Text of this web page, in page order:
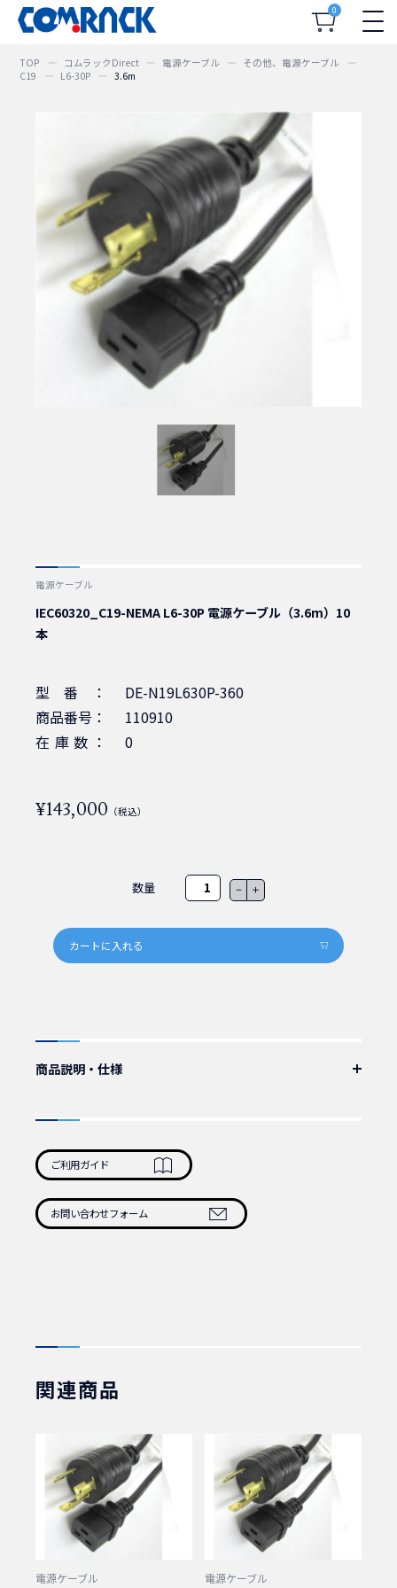
0
TOP コムラックDirect 電源ケーブル
その他、電源ケーブル
C19
L6-30P 3.6m
電源ケーブル
IEC60320_C19-NEMA L6-30P 電源ケーブル（3.6m）10
本
型番：
DE-N19L630P-360
商品番号：
110910
在庫数：
0
¥143,000 （税込）
数量 － ＋
商品説明・仕様
国内用、250V15A
カラー：黒
認証：PSE
1本 商品番号：110900
ご利用ガイド
お問い合わせフォーム
関連商品
電源ケーブル 電源ケーブル